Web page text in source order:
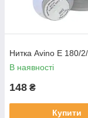
Нитка Avino E 180/
В наявності
148 ₴
Купити